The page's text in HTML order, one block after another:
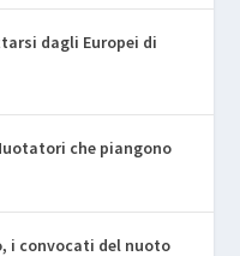
dagli Europei di
che piangono
i convocati del nuoto